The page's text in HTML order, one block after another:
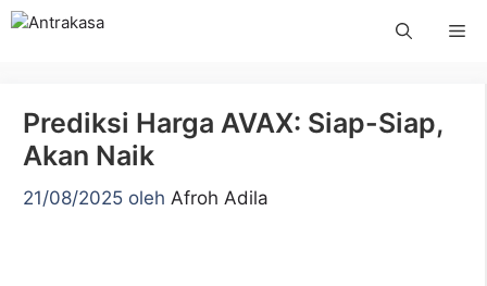
Langsung
Prediksi Harga AVAX: Siap-Siap,
Akan Naik
21/08/2025 oleh Afroh Adila